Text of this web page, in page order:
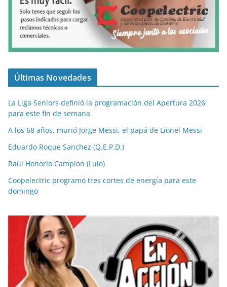
Últimas Novedades
La Liga Seniors definió la programación del Apertura 2026
para este fin de semana
A los 68 años, murió Jorge Messi, el papá de Lionel Messi
Eduardo Roque Sanchez (Q.E.P.D.)
Raúl Honorio Campion (Lulo)
Coopelectric programó tres cortes de energía para este
domingo